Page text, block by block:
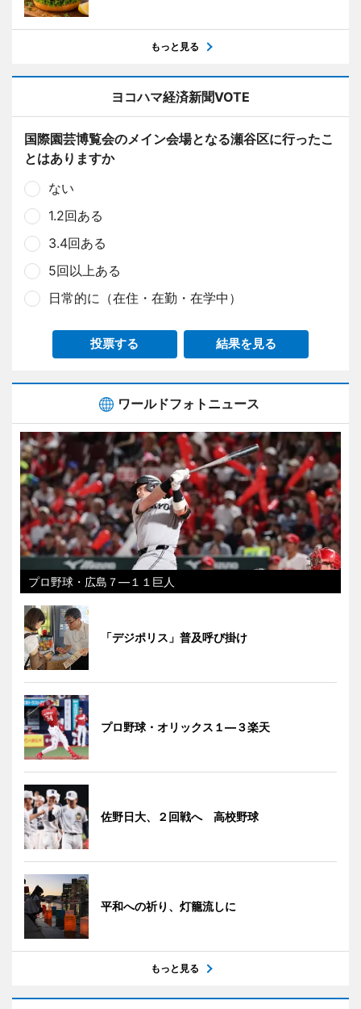
もっと見る
ヨコハマ経済新聞VOTE
国際園芸博覧会のメイン会場となる瀬谷区に行ったこ
とはありますか
ない
1.2回ある
3.4回ある
5回以上ある
日常的に（在住・在勤・在学中）
投票する 結果を見る
ワールドフォトニュース
プロ野球・広島７―１１巨人
「デジポリス」普及呼び掛け
プロ野球・オリックス１―３楽天
佐野日大、２回戦へ 高校野球
平和への祈り、灯籠流しに
もっと見る